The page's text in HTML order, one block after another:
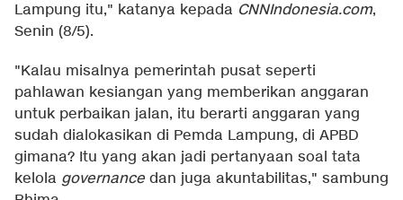
Lampung itu," katanya kepada CNNIndonesia.com,
Senin (8/5).
"Kalau misalnya pemerintah pusat seperti
pahlawan kesiangan yang memberikan anggaran
untuk perbaikan jalan, itu berarti anggaran yang
sudah dialokasikan di Pemda Lampung, di APBD
gimana? Itu yang akan jadi pertanyaan soal tata
kelola governance dan juga akuntabilitas," sambung